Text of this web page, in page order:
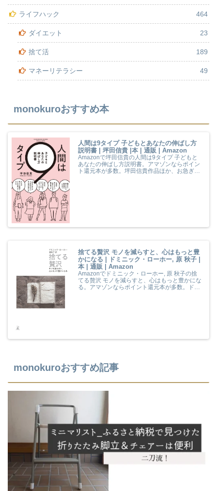
ライフハック 464
ダイエット 23
捨て活 189
マネーリテラシー 49
monokuroおすすめ本
人間は9タイプ 子どもとあなたの伸ばし方
説明書 | 坪田信貴 |本 | 通販 | Amazon
Amazonで坪田信貴の人間は9タイプ 子どもと
あなたの伸ばし方説明書。アマゾンならポイン
ト還元本が多数。坪田信貴作品ほか、お急ぎ便
捨てる贅沢 モノを減らすと、心はもっと豊
かになる | ドミニック・ローホー, 原 秋子 |
本 | 通販 | Amazon
Amazonでドミニック・ローホー, 原 秋子の捨
てる贅沢 モノを減らすと、心はもっと豊かにな
る。アマゾンならポイント還元本が多数。ドミ
monokuroおすすめ記事